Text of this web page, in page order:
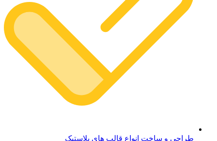
طراحی و ساخت انواع قالب های پلاستیک